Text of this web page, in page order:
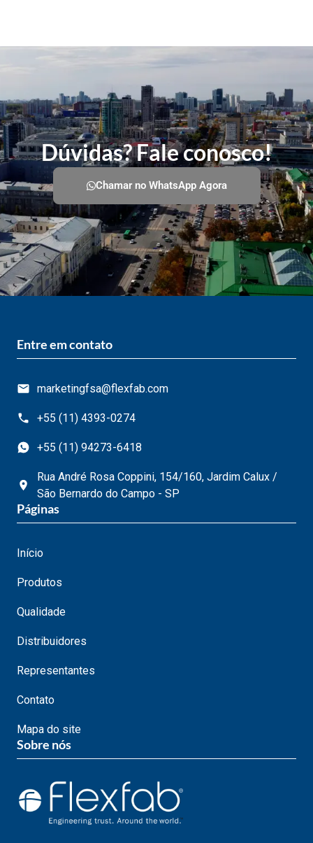
Dúvidas? Fale conosco!
Chamar no WhatsApp Agora
Entre em contato
marketingfsa@flexfab.com
+55 (11) 4393-0274
+55 (11) 94273-6418
Rua André Rosa Coppini, 154/160, Jardim Calux /
São Bernardo do Campo - SP
Páginas
Início
Produtos
Qualidade
Distribuidores
Representantes
Contato
Mapa do site
Sobre nós